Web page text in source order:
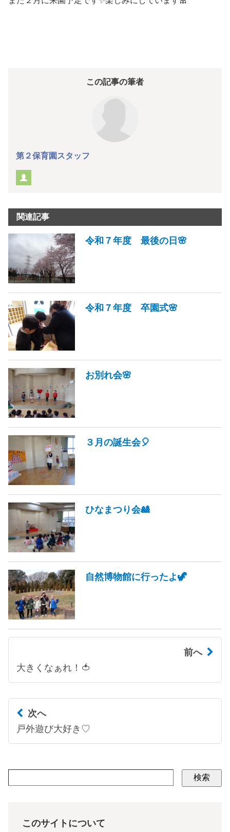
この記事の筆者
第２保育園スタッフ
関連記事
令和７年度 最後の日🌸
令和７年度 卒園式🌸
お別れ会🌸
３月の誕生会🎈
ひなまつり会🎎
自然博物館に行ったよ🦖
前へ
大きくなぁれ！🍅
次へ
戸外遊び大好き♡
検索
このサイトについて